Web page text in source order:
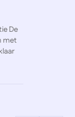
De
met